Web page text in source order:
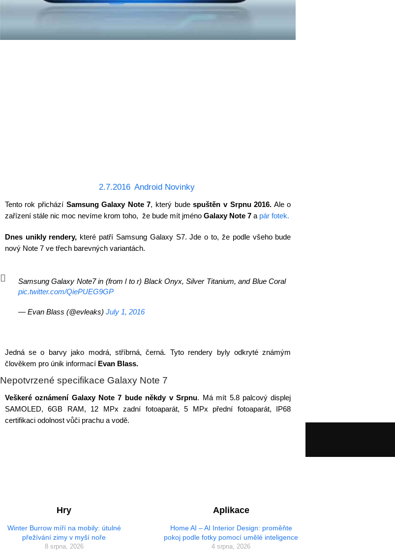
2.7.2016 Android Novinky
Tento rok přichází Samsung Galaxy Note 7, který budespuštěn v Srpnu 2016. Ale o
zařízení stále nic moc nevíme krom toho, že bude mít jméno Galaxy Note 7apár fotek.
Dnes unikly rendery, které patří Samsung Galaxy S7. Jde o to, že podle všeho bude
nový Note 7 ve třech barevných variantách.
Samsung Galaxy Note7 in (from l to r) Black Onyx, Silver Titanium, and Blue Coral
pic.twitter.com/QiePUEG9GP
— Evan Blass (@evleaks) July 1, 2016
Jedná se o barvy jako modrá, stříbrná, černá. Tyto rendery byly odkryté známým
člověkem pro únik informací Evan Blass.
Nepotvrzené specifikace Galaxy Note 7
Veškeré oznámení Galaxy Note 7 bude někdy v Srpnu. Má mít 5.8 palcový displej
SAMOLED, 6GB RAM, 12 MPx zadní fotoaparát, 5 MPx přední fotoaparát, IP68
certifikaci odolnost vůči prachu a vodě.
Hry
Winter Burrow míří na mobily: útulné
přežívání zimy v myší noře
8 srpna, 2026
Aplikace
Home AI – AI Interior Design: proměňte
pokoj podle fotky pomocí umělé inteligence
4 srpna, 2026